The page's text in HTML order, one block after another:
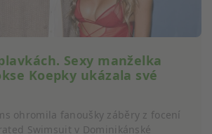
Sexy manželka
Koepky ukázala své
ohromila fanoušky záběry z focení
Swimsuit v Dominikánské